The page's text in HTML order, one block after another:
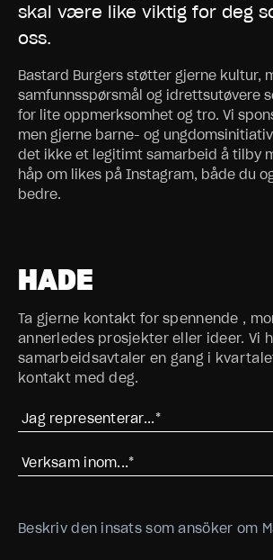
skal være like viktig for deg
oss.
Bastard Burgers støtter gjerne kultur,
samfunnsspørsmål og idrettsutøvere
for lite oppmerksomhet og tro. Vi
men gjerne barne- og
det ikke et legitimt samarbeid å tilby
håp om likes på Instagram, både du
bedre.
HADE
Ta gjerne kontakt for spennende ,
annerledes prosjekter eller ideer. Vi
samarbeidsavtaler en gang i
kontakt med deg.